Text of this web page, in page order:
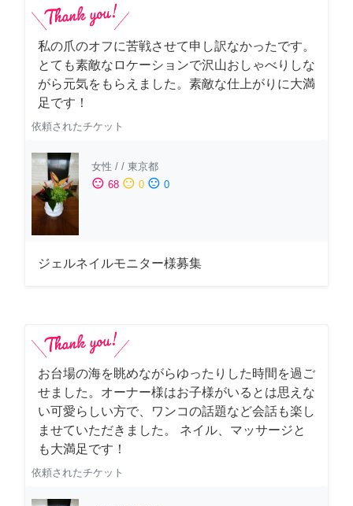
私の爪のオフに苦戦させて申し訳なかったです。
とても素敵なロケーションで沢山おしゃべりしな
がら元気をもらえました。素敵な仕上がりに大満
足です！
依頼されたチケット
女性 / / 東京都
sentiment_satisfied 68 sentiment_neutral 0 sentiment_dissatisfied 0
ジェルネイルモニター様募集
お台場の海を眺めながらゆったりした時間を過ご
せました。オーナー様はお子様がいるとは思えな
い可愛らしい方で、ワンコの話題など会話も楽し
ませていただきました。 ネイル、マッサージと
も大満足です！
依頼されたチケット